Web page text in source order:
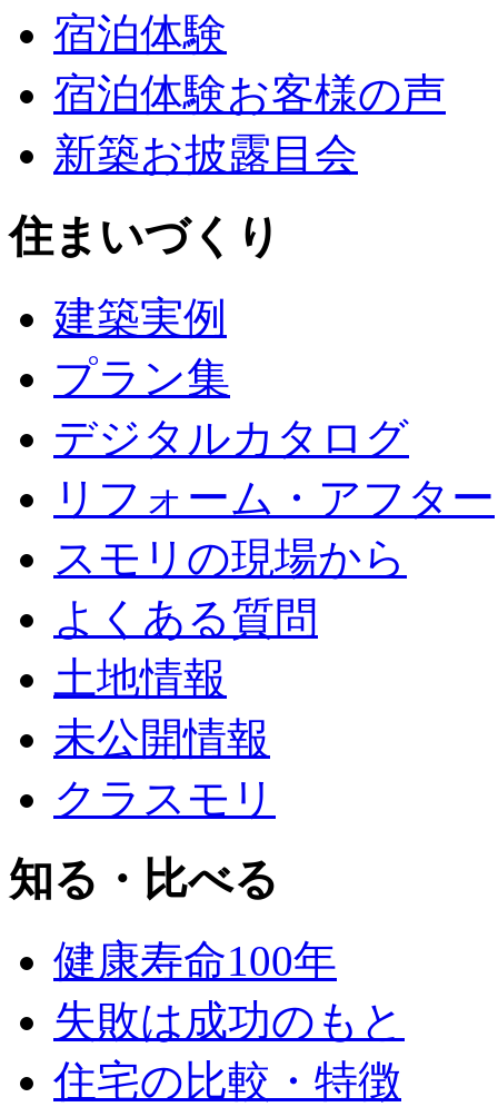
宿泊体験
宿泊体験お客様の声
新築お披露目会
住まいづくり
建築実例
プラン集
デジタルカタログ
リフォーム・アフター
スモリの現場から
よくある質問
土地情報
未公開情報
クラスモリ
知る・比べる
健康寿命100年
失敗は成功のもと
住宅の比較・特徴